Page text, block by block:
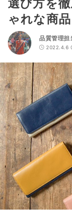
選び方を
ゃれな商
品質管理担
2022.4.6